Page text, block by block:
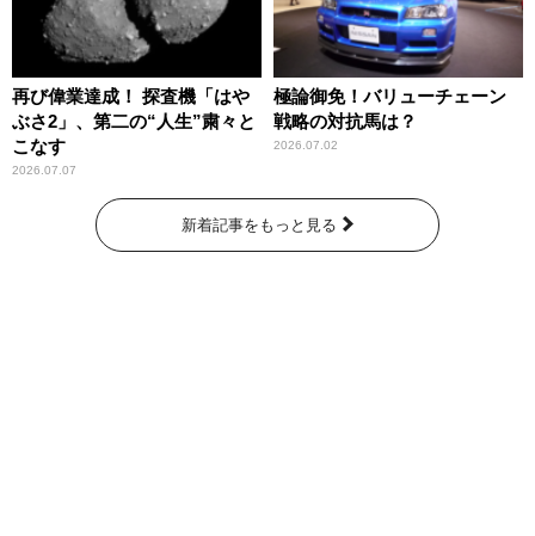
再び偉業達成！ 探査機「はや
ぶさ2」、第二の“人生”粛々と
こなす
2026.07.07
極論御免！バリューチェーン
戦略の対抗馬は？
2026.07.02
新着記事をもっと見る